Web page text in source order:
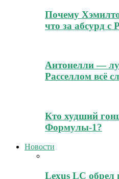
Почему
что за абсурд с
Антонелли —
Расселлом всё
Кто худший
Формулы-1?
Новости
Lexus LC